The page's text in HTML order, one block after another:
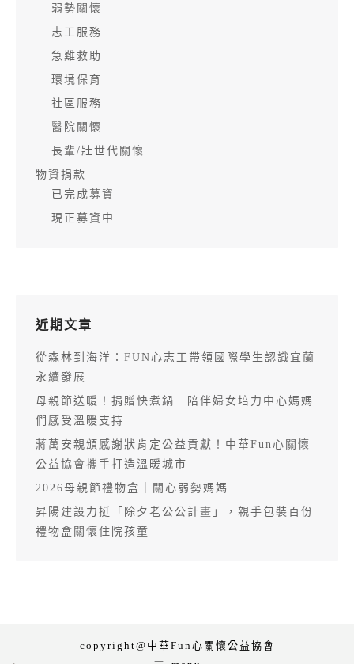
弱勢關懷
志工服務
急難救助
環境保育
社區服務
醫院關懷
長輩/壯世代關懷
物資捐款
已完成募資
現正募資中
近期文章
從森林到海洋：FUN心志工帶領國際學生認識宜蘭
永續發展
母親節送暖！捐贈快煮鍋 陪伴婦女培力中心媽媽
們感受溫暖支持
蔣萬安親頒感謝狀肯定公益貢獻！中華Fun心關懷
公益協會攜手打造溫暖城市
2026母親節禮物盒｜關心弱勢媽媽
昇陽建設力挺「除夕老公公計畫」，親手包裝百份
禮物盒關懷住院孩童
copyright@中華Fun心關懷公益協會